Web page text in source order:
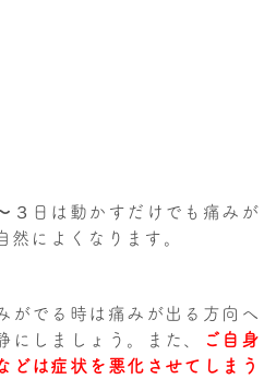
３日は動かすだけでも痛みが
によくなります。
がでる時は痛みが出る方向へ
しましょう。また、
ご自身
どは症状を悪化させてしまう